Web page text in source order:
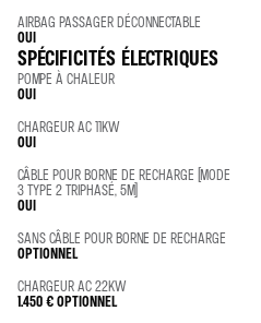
AIRBAG PASSAGER DÉCONNECTABLE
OUI
SPÉCIFICITÉS ÉLECTRIQUES
POMPE À CHALEUR
OUI
CHARGEUR AC 11KW
OUI
CÂBLE POUR BORNE DE RECHARGE (MODE
3 TYPE 2 TRIPHASÉ, 5M)
OUI
SANS CÂBLE POUR BORNE DE RECHARGE
OPTIONNEL
CHARGEUR AC 22KW
1.450 €OPTIONNEL